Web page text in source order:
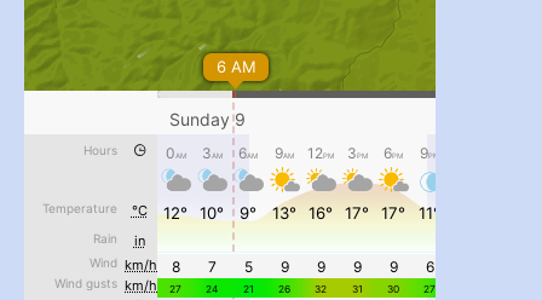
#PipIvanToday
#PipIvanWeather
...
pimrec_project